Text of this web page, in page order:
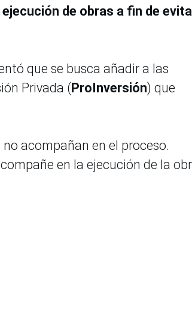
de obras a fin de
que se busca añadir a las
Privada (ProInversión) que
acompañan en el proceso.
en la ejecución de la